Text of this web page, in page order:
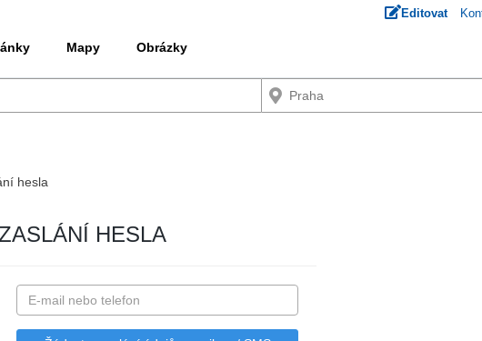
Editovat
Mapy Obrázky
hesla
HESLA